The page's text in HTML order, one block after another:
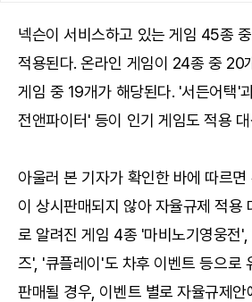
넥슨이 서비스하고 있는 게임 45종
적용된다. 온라인 게임이 24종 중 20
게임 중 19개가 해당된다. '서든어택'
전앤파이터' 등이 인기 게임도 적용
아울러 본 기자가 확인한 바에 따르
이 상시판매되지 않아 자율규제 적용
로 알려진 게임 4종 '마비노기영웅전
즈', '큐플레이'도 차후 이벤트 등으로
판매될 경우, 이벤트 별로 자율규제